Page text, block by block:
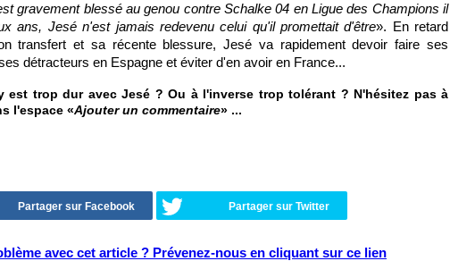
gravement blessé au genou contre Schalke 04 en Ligue des Champions il
ans, Jesé n'est jamais redevenu celui qu'il promettait d'être». En retard
transfert et sa récente blessure, Jesé va rapidement devoir faire ses
détracteurs en Espagne et éviter d'en avoir en France...
est trop dur avec Jesé ? Ou à l'inverse trop tolérant ? N'hésitez pas à
l'espace «Ajouter un commentaire» ...
Partager sur Facebook Partager sur Twitter
avec cet article ? Prévenez-nous en cliquant sur ce lien